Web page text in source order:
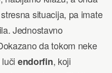
situacija, pa imate
Jednostavno
da tokom neke
endorfin, koji